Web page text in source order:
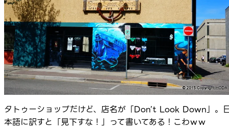
タトゥーショップだけど、店名が「Don’t Look Down」。
本語に訳すと「見下すな！」って書いてある！こわｗｗ